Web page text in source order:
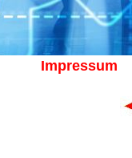
Impressum